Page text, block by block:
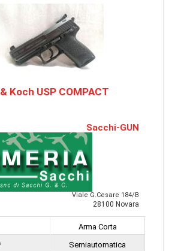
Koch USP COMPACT
Sacchi-GUN
Viale G.Cesare 184/B
28100 Novara
Arma Corta
Semiautomatica